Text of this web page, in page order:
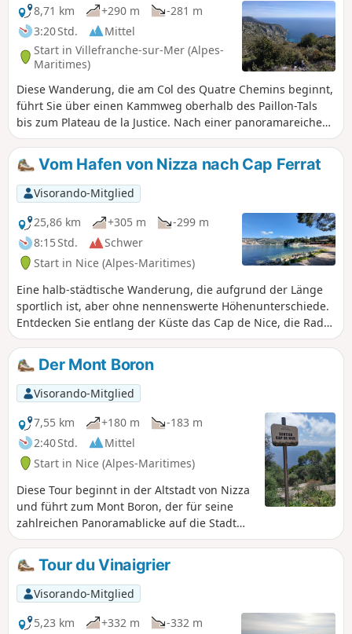
8,71 km
+290 m
-281 m
3:20 Std.
Mittel
Start in Villefranche-sur-Mer (Alpes-
Maritimes)
Diese Wanderung, die am Col des Quatre Chemins beginnt,
führt Sie über einen Kammweg oberhalb des Paillon-Tals
bis zum Plateau de la Justice. Nach einer panoramareichen
Passage über den Mont Fourche und den Mont Leuze
steigen Sie wieder hinunter zur Grande Corniche, um zum
Ausgangspunkt zurückzukehren.
Vom Hafen von Nizza nach Cap Ferrat
Visorando-Mitglied
25,86 km
+305 m
-299 m
8:15 Std.
Schwer
Start in Nice (Alpes-Maritimes)
Eine halb-städtische Wanderung, die aufgrund der Länge
sportlich ist, aber ohne nennenswerte Höhenunterschiede.
Entdecken Sie entlang der Küste das Cap de Nice, die Rade
de Villefranche und die komplette Umrundung des Cap
Ferrat über die Pointe Sainte-Hospice mit Blick auf die Bucht
von Beaulieu und das Dorf Èze. Diese Wanderung sollte
vorzugsweise im Herbst oder Winter unternommen werden,
um die Hitze zu vermeiden.
Der Mont Boron
Visorando-Mitglied
7,55 km
+180 m
-183 m
2:40 Std.
Mittel
Start in Nice (Alpes-Maritimes)
Diese Tour beginnt in der Altstadt von Nizza
und führt zum Mont Boron, der für seine
zahlreichen Panoramablicke auf die Stadt
sowie auf die Bucht von Villefranche-sur-Mer
und das Cap Ferrat bekannt ist. Der
Rückweg über den Küstenweg ist sehr
reizvoll und je nach Jahreszeit kann man
sogar baden.
Tour du Vinaigrier
Visorando-Mitglied
5,23 km
+332 m
-332 m